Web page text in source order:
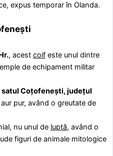
expus temporar în Olanda.
, acest coif este unul dintre
de echipament militar
satul Coțofenești, județul
pur, având o greutate de
nu unul de luptă, având o
figuri de animale mitologice